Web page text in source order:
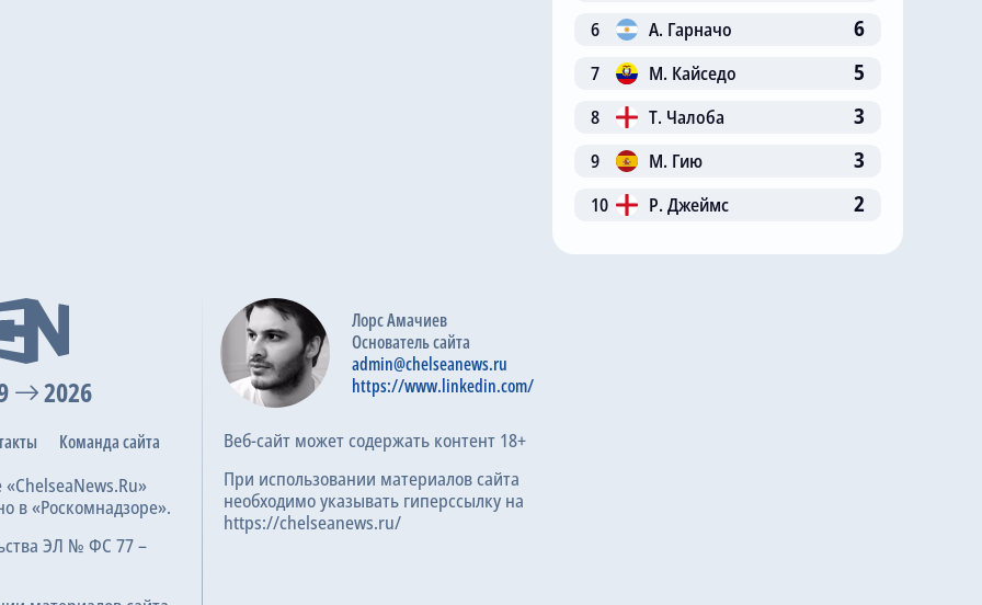
6 А. Гарначо 6
7 М. Кайседо 5
8 Т. Чалоба 3
9 М. Гию 3
10 Р. Джеймс 2
2026
Команда сайта
в «Роскомнадзоре».
ЭЛ № ФС 77 –
Лорс Амачиев
Основатель сайта
admin@chelseanews.ru
https://www.linkedin.com/
Веб-сайт может содержать контент 18+
При использовании материалов сайта
необходимо указывать гиперссылку на
https://chelseanews.ru/